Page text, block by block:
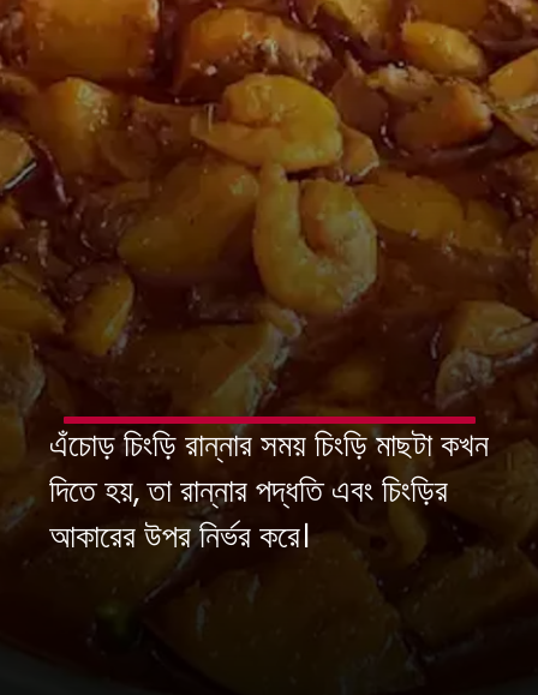
এঁচোড় চিংড়ি রান্নার সময় চিংড়ি মাছটা কখন
দিতে হয়, তা রান্নার পদ্ধতি এবং চিংড়ির
আকারের উপর নির্ভর করে।